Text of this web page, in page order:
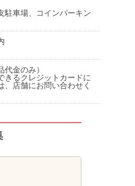
駐車場、コインパーキン
代金のみ）
きるクレジットカードに
、店舗にお問い合わせく